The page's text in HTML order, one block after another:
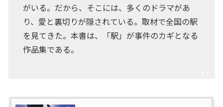
がいる。だから、そこには、多くのドラマがあ
り、愛と裏切りが隠されている。取材で全国の駅
を見てきた。本書は、「駅」が事件のカギとなる
作品集である。